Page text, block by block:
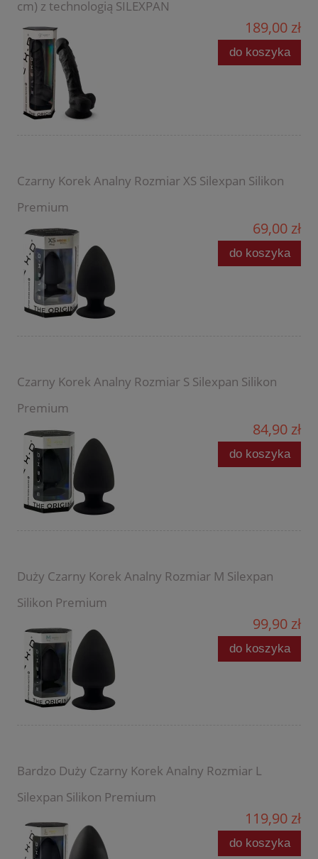
cm) z technologią SILEXPAN
189,00 zł
do koszyka
Czarny Korek Analny Rozmiar XS Silexpan Silikon
Premium
69,00 zł
do koszyka
Czarny Korek Analny Rozmiar S Silexpan Silikon
Premium
84,90 zł
do koszyka
Duży Czarny Korek Analny Rozmiar M Silexpan
Silikon Premium
99,90 zł
do koszyka
Bardzo Duży Czarny Korek Analny Rozmiar L
Silexpan Silikon Premium
119,90 zł
do koszyka